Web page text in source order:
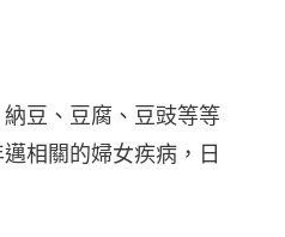
豆、豆腐、豆豉等等
相關的婦女疾病，日